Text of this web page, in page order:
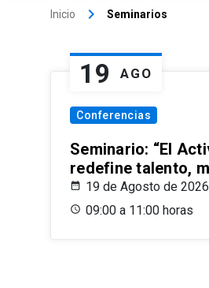
Inicio keyboard_arrow_right Seminarios
19 AGO
Conferencias
Seminario: “El
redefine talento,
19 de Agosto de 2026
09:00 a 11:00 horas